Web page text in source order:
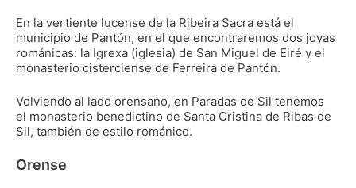
En la vertiente lucense de la Ribeira Sacra está el
municipio de Pantón, en el que encontraremos dos joyas
románicas: la Igrexa (iglesia) de San Miguel de Eiré y el
monasterio cisterciense de Ferreira de Pantón.
Volviendo al lado orensano, en Paradas de Sil tenemos
el monasterio benedictino de Santa Cristina de Ribas de
Sil, también de estilo románico.
Orense